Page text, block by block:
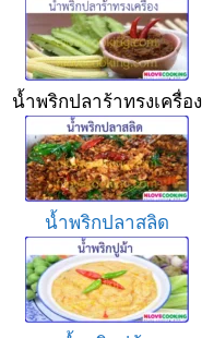
น้ำพริกปลาร้าทรงเครื่อง
น้ำพริกปลาสลิด